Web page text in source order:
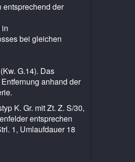
entsprechend der
bei gleichen
G.14). Das
anhand der
K. Gr. mit Zt. Z. S/30,
entsprechen
1, Umlaufdauer 18